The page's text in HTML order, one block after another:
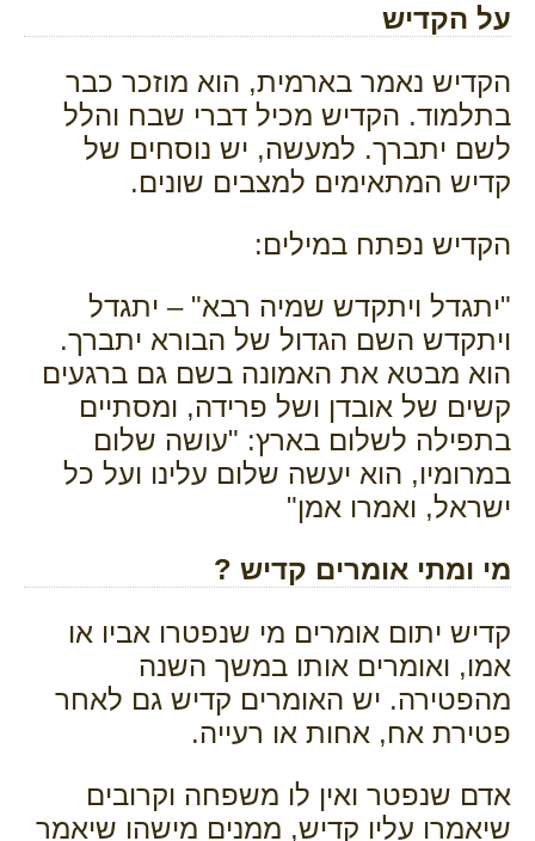
על הקדיש
הקדיש נאמר בארמית, הוא מוזכר כבר
בתלמוד. הקדיש מכיל דברי שבח והלל
לשם יתברך. למעשה, יש נוסחים של
קדיש המתאימים למצבים שונים.
הקדיש נפתח במילים:
"יתגדל ויתקדש שמיה רבא" – יתגדל
ויתקדש השם הגדול של הבורא יתברך.
הוא מבטא את האמונה בשם גם ברגעים
קשים של אובדן ושל פרידה, ומסתיים
בתפילה לשלום בארץ: "עושה שלום
במרומיו, הוא יעשה שלום עלינו ועל כל
ישראל, ואמרו אמן"
מי ומתי אומרים קדיש ?
קדיש יתום אומרים מי שנפטרו אביו או
אמו, ואומרים אותו במשך השנה
מהפטירה. יש האומרים קדיש גם לאחר
פטירת אח, אחות או רעייה.
אדם שנפטר ואין לו משפחה וקרובים
שיאמרו עליו קדיש, ממנים מישהו שיאמר